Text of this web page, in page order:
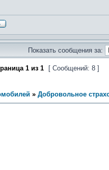
Показать сообщения за:
1 из 1 [ Сообщений: 8 ]
» Добровольное